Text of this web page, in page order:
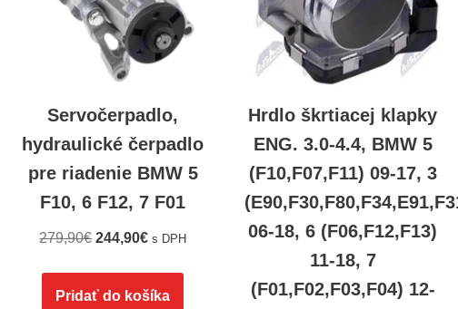
Servočerpadlo,
hydraulické čerpadlo
pre riadenie BMW 5
F10, 6 F12, 7 F01
279,90€ 244,90€ s DPH
Pridať do košíka
Hrdlo škrtiacej klapky
ENG. 3.0-4.4, BMW 5
(F10,F07,F11) 09-17, 3
06-18, 6 (F06,F12,F13)
11-18, 7
(F01,F02,F03,F04) 12-